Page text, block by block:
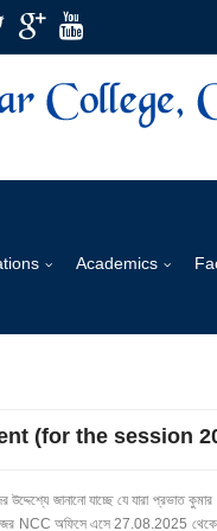
Academics
(for the session
উদ্দেশ্যে জানানো যাচ্ছে যে যারা
NCC অফিসে এসে 27.08.2025 থেকে